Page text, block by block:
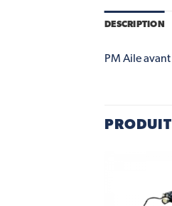
DESCRIPTION
PM Aile